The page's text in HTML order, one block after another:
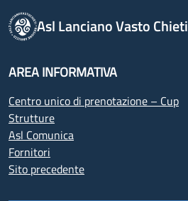
Asl Lanciano Vasto Chieti
AREA INFORMATIVA
Centro unico di prenotazione – Cup
Strutture
Asl Comunica
Fornitori
Sito precedente